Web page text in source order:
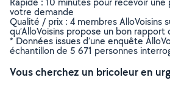
votre demande
Qualité / prix : 4 membres AlloVoisins
qu’AlloVoisins propose un bon
* Données issues d’une enquête
échantillon de 5 671 personnes
Vous cherchez un bricoleur en